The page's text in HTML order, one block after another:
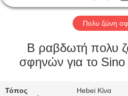
ΓΎΡΟΣ
ΕΡΓΟΣΤΑΣΊΩΝ
ΠΟΙΟΤΙΚΌΣ
Πολυ ζώνη
Β ραβδωτή πολυ
σφηνών για το
Τόπος
Hebei Κίνα